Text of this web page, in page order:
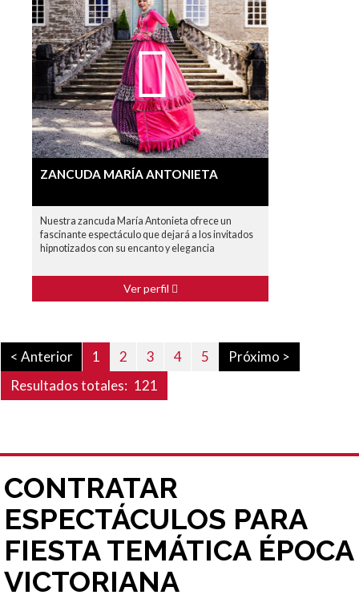
ZANCUDA MARÍA ANTONIETA
Nuestra zancuda María Antonieta ofrece un
fascinante espectáculo que dejará a los invitados
hipnotizados con su encanto y elegancia
Ver perfil
< Anterior 1 2 3 4 5
Próximo >
Resultados totales: 121
CONTRATAR
ESPECTÁCULOS PARA
FIESTA TEMÁTICA ÉPOCA
VICTORIANA